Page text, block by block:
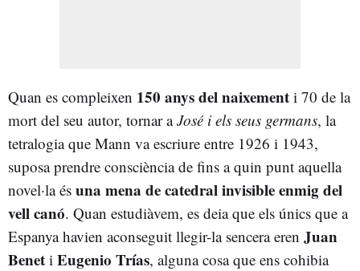
Quan es compleixen 150 anys del naixement i 70 de la
mort del seu autor, tornar aJosé i els seus germans, la
tetralogia que Mann va escriure entre 1926 i 1943,
suposa prendre consciència de fins a quin punt aquella
novel·la és una mena de catedral invisible enmig del
vell canó. Quan estudiàvem, es deia que els únics que a
Espanya havien aconseguit llegir-la sencera eren Juan
Benet i Eugenio Trías, alguna cosa que ens cohibia